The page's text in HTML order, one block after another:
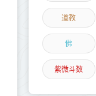
道教
佛
紫微斗数